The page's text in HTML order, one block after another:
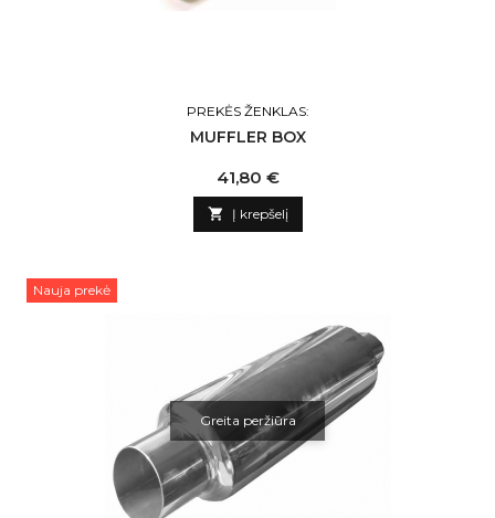
PREKĖS ŽENKLAS:
MUFFLER BOX
Kaina
41,80 €
 Į krepšelį
Nauja prekė
Greita peržiūra